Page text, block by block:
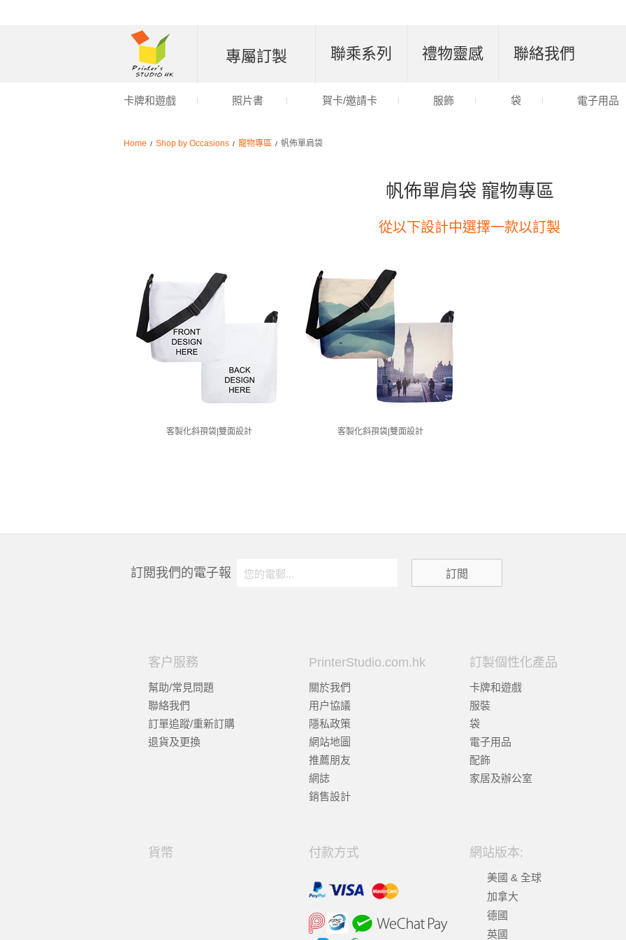
Home / Shop by Occasions / 寵物專區 / 帆佈單肩袋
帆佈單肩袋 寵物專區
從以下設計中選擇一款以訂製
客製化斜孭袋|雙面設計 客製化斜孭袋|雙面設計
訂閲我們的電子報
客户服務
幫助/常見問題
聯絡我們
訂單追蹤/重新訂購
退貨及更換
PrinterStudio.com.hk
關於我們
用户協議
隱私政策
網站地圖
推薦朋友
網誌
銷售設計
訂製個性化產品
卡牌和遊戲
服裝
袋
電子用品
配飾
家居及辦公室
貨幣 付款方式 網站版本:
美國 & 全球
加拿大
德國
英國
專屬訂製 聯乘系列 禮物靈感 聯絡我們
卡牌和遊戲 照片書 賀卡/邀請卡 服飾 袋 電子用品